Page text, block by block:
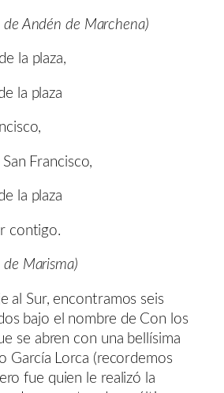
de Andén de Marchena)
la plaza,
la plaza
Francisco,
la plaza
contigo.
de Marisma)
al Sur, encontramos seis
bajo el nombre de Con los
se abren con una bellísima
García Lorca (recordemos
fue quien le realizó la